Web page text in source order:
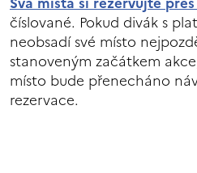
číslované. Pokud divák s
neobsadí své místo
stanoveným začátkem
místo bude přenecháno
rezervace.